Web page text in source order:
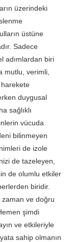
üzerindeki
üstüne
Sadece
adımlardan biri
mutlu, verimli,
duygusal
sağlıklı
vücuda
bilinmeyen
de izole
de tazeleyen,
de olumlu etkiler
biridir.
ve doğru
şimdi
ve etkileriyle
sahip olmanın